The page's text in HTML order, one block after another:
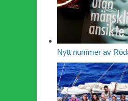
Nytt nummer av